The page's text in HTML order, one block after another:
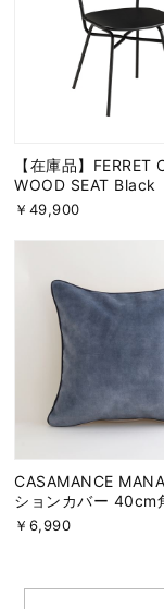
【在庫品】FERRET
WOOD SEAT Black
￥49,900
CASAMANCE
ションカバー 40cm
￥6,990